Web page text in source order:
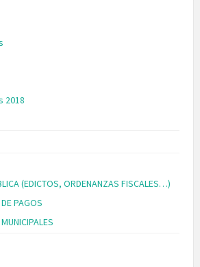
2018
(EDICTOS, ORDENANZAS FISCALES…)
PAGOS